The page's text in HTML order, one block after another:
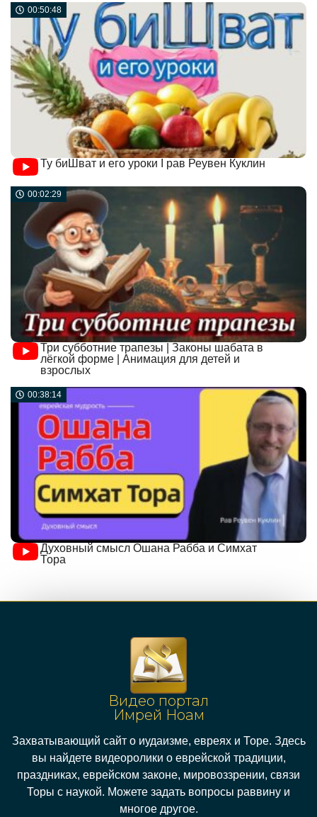
00:50:48
Ту биШват и его уроки I рав Реувен Куклин
00:02:29
Три субботние трапезы | Законы шабата в
лёгкой форме | Анимация для детей и
взрослых
00:38:14
Духовный смысл Ошана Рабба и Симхат
Тора
Видео портал
Имрей Ноам
Захватывающий сайт о иудаизме, евреях и Торе. Здесь
вы найдете видеоролики о еврейской традиции,
праздниках, еврейском законе, мировоззрении, связи
Торы с наукой. Можете задать вопросы раввину и
многое другое.